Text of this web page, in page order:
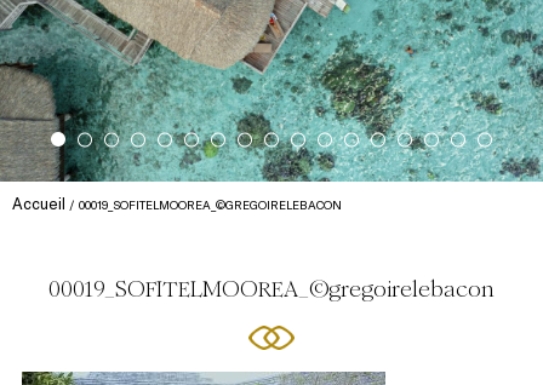
Accueil 00019_SOFITELMOOREA_©GREGOIRELEBACON
00019_SOFITELMOOREA_©gregoirelebacon